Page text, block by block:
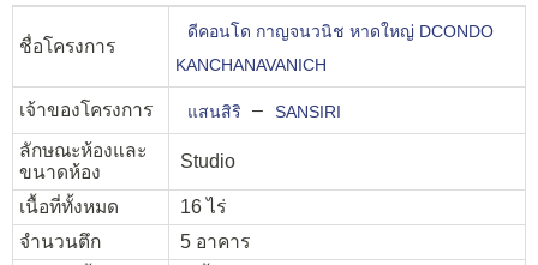
ชื่อโครงการ
ดีคอนโด กาญจนวนิช หาดใหญ่ DCONDO
KANCHANAVANICH
เจ้าของโครงการ แสนสิริ – SANSIRI
ลักษณะห้องและ
ขนาดห้อง
Studio
เนื้อที่ทั้งหมด
16 ไร่
จำนวนตึก
5 อาคาร